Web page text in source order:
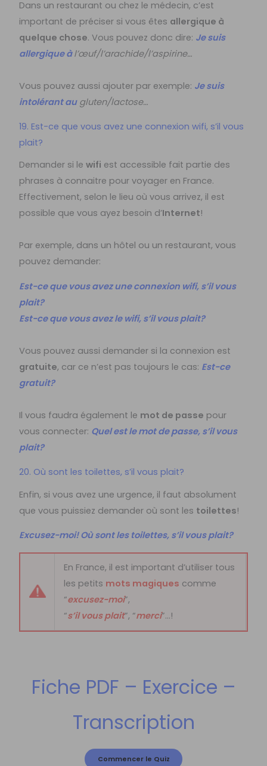
Dans un restaurant ou chez le médecin, c’est
important de préciser si vous êtes allergique à
quelque chose. Vous pouvez donc dire: Je suis
allergique àl’œuf/l’arachide/l’aspirine…
Vous pouvez aussi ajouter par exemple: Je suis
intolérant augluten/lactose…
19. Est-ce que vous avez une connexion wifi, s’il vous
plait?
Demander si lewifi est accessible fait partie des
phrases à connaitre pour voyager en France.
Effectivement, selon le lieu où vous arrivez, il est
possible que vous ayez besoin d’Internet!
Par exemple, dans un hôtel ou un restaurant, vous
pouvez demander:
Est-ce que vous avez une connexion wifi, s’il vous
plait?
Est-ce que vous avez le wifi, s’il vous plait?
Vous pouvez aussi demander si la connexion est
gratuite, car ce n’est pas toujours le cas: Est-ce
gratuit?
Il vous faudra également le mot de passe pour
vous connecter: Quel est le mot de passe, s’il vous
plait?
20. Où sont les toilettes, s’il vous plait?
Enfin, si vous avez une urgence, il faut absolument
que vous puissiez demander où sont les toilettes!
Excusez-moi! Où sont les toilettes, s’il vous plait?
En France, il est important d’utiliser tous
les petits mots magiques comme
“excusez-moi”,
“s’il vous plait”, “merci”…!
Fiche PDF – Exercice –
Transcription